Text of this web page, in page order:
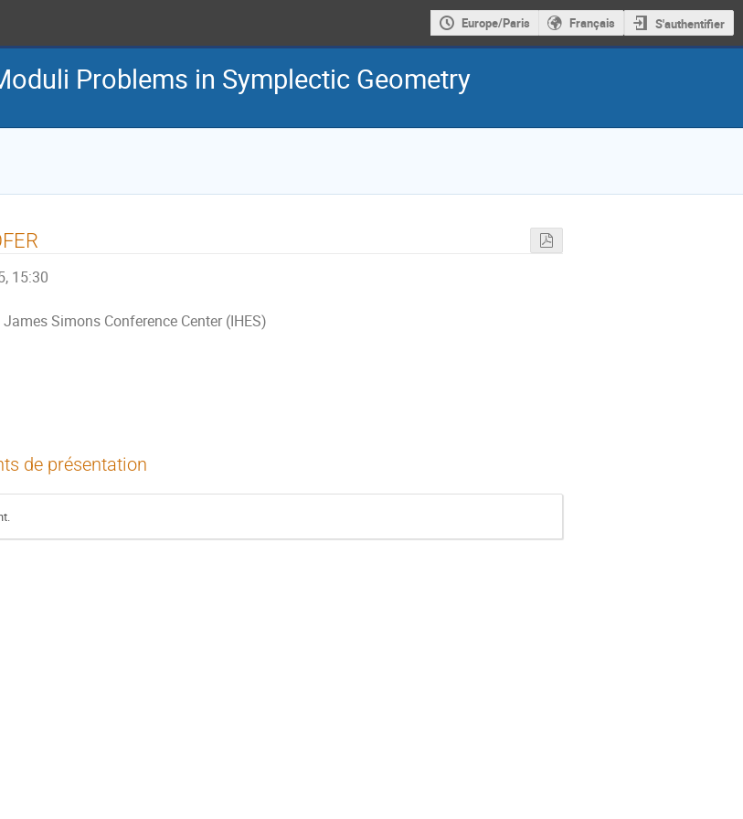
Europe/Paris Français S'authentifier
Problems in Symplectic Geometry
15:30
Simons Conference Center (IHES)
de présentation